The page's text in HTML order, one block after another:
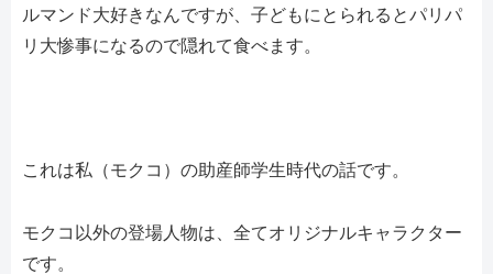
ルマンド大好きなんですが、子どもにとられるとパリパ
リ大惨事になるので隠れて食べます。
これは私（モクコ）の助産師学生時代の話です。
モクコ以外の登場人物は、全てオリジナルキャラクター
です。